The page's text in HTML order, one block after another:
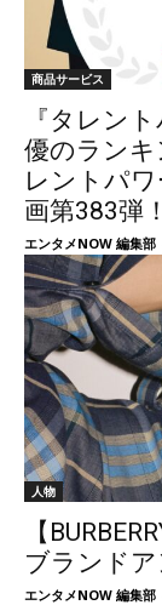
商品サービス
『タレン
優のランキ
レントパ
画第383弾
エンタメNOW 編集部
人物
【
ブランド
エンタメNOW 編集部